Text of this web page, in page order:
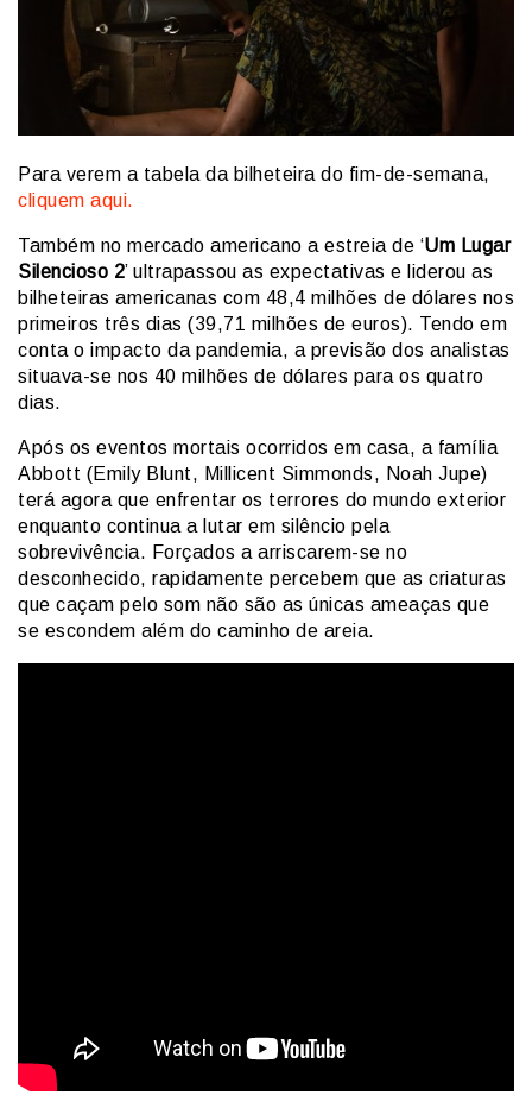
Para verem a tabela da bilheteira do fim-de-semana,
cliquem aqui.
Também no mercado americano a estreia de ‘Um Lugar
Silencioso 2’ ultrapassou as expectativas e liderou as
bilheteiras americanas com 48,4 milhões de dólares nos
primeiros três dias (39,71 milhões de euros). Tendo em
conta o impacto da pandemia, a previsão dos analistas
situava-se nos 40 milhões de dólares para os quatro
dias.
Após os eventos mortais ocorridos em casa, a família
Abbott (Emily Blunt, Millicent Simmonds, Noah Jupe)
terá agora que enfrentar os terrores do mundo exterior
enquanto continua a lutar em silêncio pela
sobrevivência. Forçados a arriscarem-se no
desconhecido, rapidamente percebem que as criaturas
que caçam pelo som não são as únicas ameaças que
se escondem além do caminho de areia.